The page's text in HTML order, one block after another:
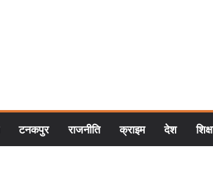
टनकपुर राजनीति क्राइम देश